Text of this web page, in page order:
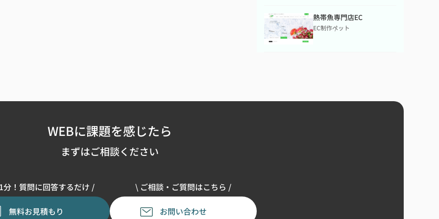
熱帯魚専門店EC
EC制作ペット
WEBに課題を感じたら
まずはご相談ください
分！質問に回答するだけ /
無料お見積もり
\ ご相談・ご質問はこちら /
お問い合わせ